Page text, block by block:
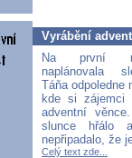
Vyrábění
Na první
naplánovala
Táňa odpoledne
kde si zájemci
adventní
slunce hřálo
nepřipadalo, že
Celý text zde...